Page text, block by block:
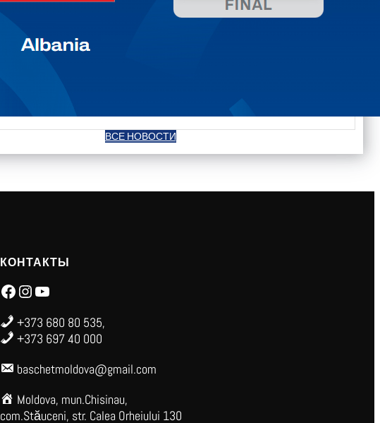
ВСЕ НОВОСТИ
КОНТАКТЫ
Facebook Instagram YouTube
+373 680 80 535,
+373 697 40 000
baschetmoldova@gmail.com
Moldova, mun.Chisinau,
com.Stăuceni, str. Calea Orheiului 130